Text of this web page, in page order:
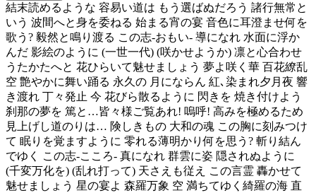
結末読めるような 容易い道は もう選ばぬだろう 諸行無常と
いう 波間へと身を委ねる 始まる宵の宴 音色に耳澄ませ何を
歌う? 毅然と鳴り渡る この志‐おもい‐ 導になれ 水面に浮か
んだ 影絵のように (一世一代) (咲かせようか) 凛と心合わせ
うたかたへと 花ひらいて魅せましょう 夢よ咲く華 百花繚乱
空 艶やかに舞い踊る 永久の 月にならん 紅､染まれ夕月夜 響
き渡れ 丁々発止 今 花びら散るように 閃きを 焼き付けよう
刹那の夢を 篤と…皆々様ご覧あれ! 嗚呼! 高みを極めるため
見上げし道のりは… 険しきもの 大和の魂 この胸に刻みつけ
て 眠りを覚ますように 零れる薄明かり何を思う? 斬り結ん
でゆく この志‐こころ‐ 真になれ 群雲に姿 隠されぬように
(千変万化を) (乱れ打って) 天さえも従え この言霊 轟かせて
魅せましょう 星の宴よ 森羅万象 空 満ちてゆく綺羅の海 直